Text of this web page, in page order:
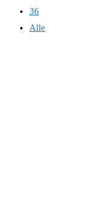
36
Alle